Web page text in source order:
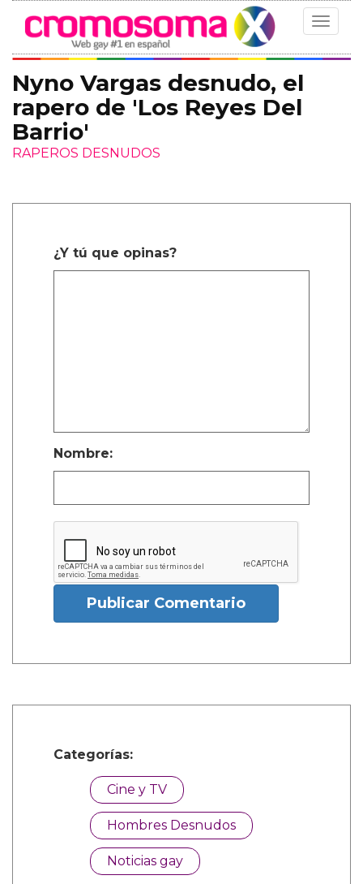
Toggle
Nyno Vargas desnudo, el
rapero de 'Los Reyes Del
Barrio'
RAPEROS DESNUDOS
¿Y tú que opinas?
Nombre:
Publicar Comentario
Categorías:
Cine y TV
Hombres Desnudos
Noticias gay